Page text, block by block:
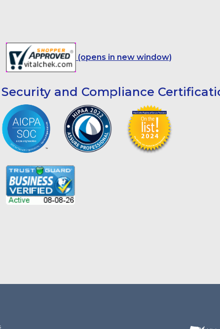
(opens in new window)
Security and Compliance